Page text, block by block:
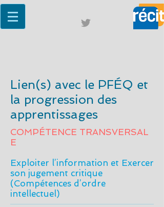
Lien(s) avec le PFÉQ et
la progression des
apprentissages
COMPÉTENCE TRANSVERSAL
E
Exploiter l’information et Exercer
son jugement critique
(Compétences d’ordre
intellectuel)